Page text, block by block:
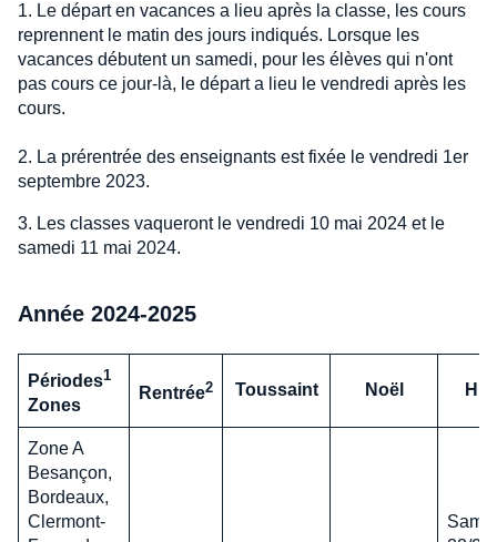
1. Le départ en vacances a lieu après la classe, les cours
reprennent le matin des jours indiqués. Lorsque les
vacances débutent un samedi, pour les élèves qui n'ont
pas cours ce jour-là, le départ a lieu le vendredi après les
cours.
2. La prérentrée des enseignants est fixée le vendredi 1er
septembre 2023.
3. Les classes vaqueront le vendredi 10 mai 2024 et le
samedi 11 mai 2024.
Année 2024-2025
Périodes1
Zones
Rentrée2 Toussaint Noël
Zone A
Besançon,
Bordeaux,
Clermont-